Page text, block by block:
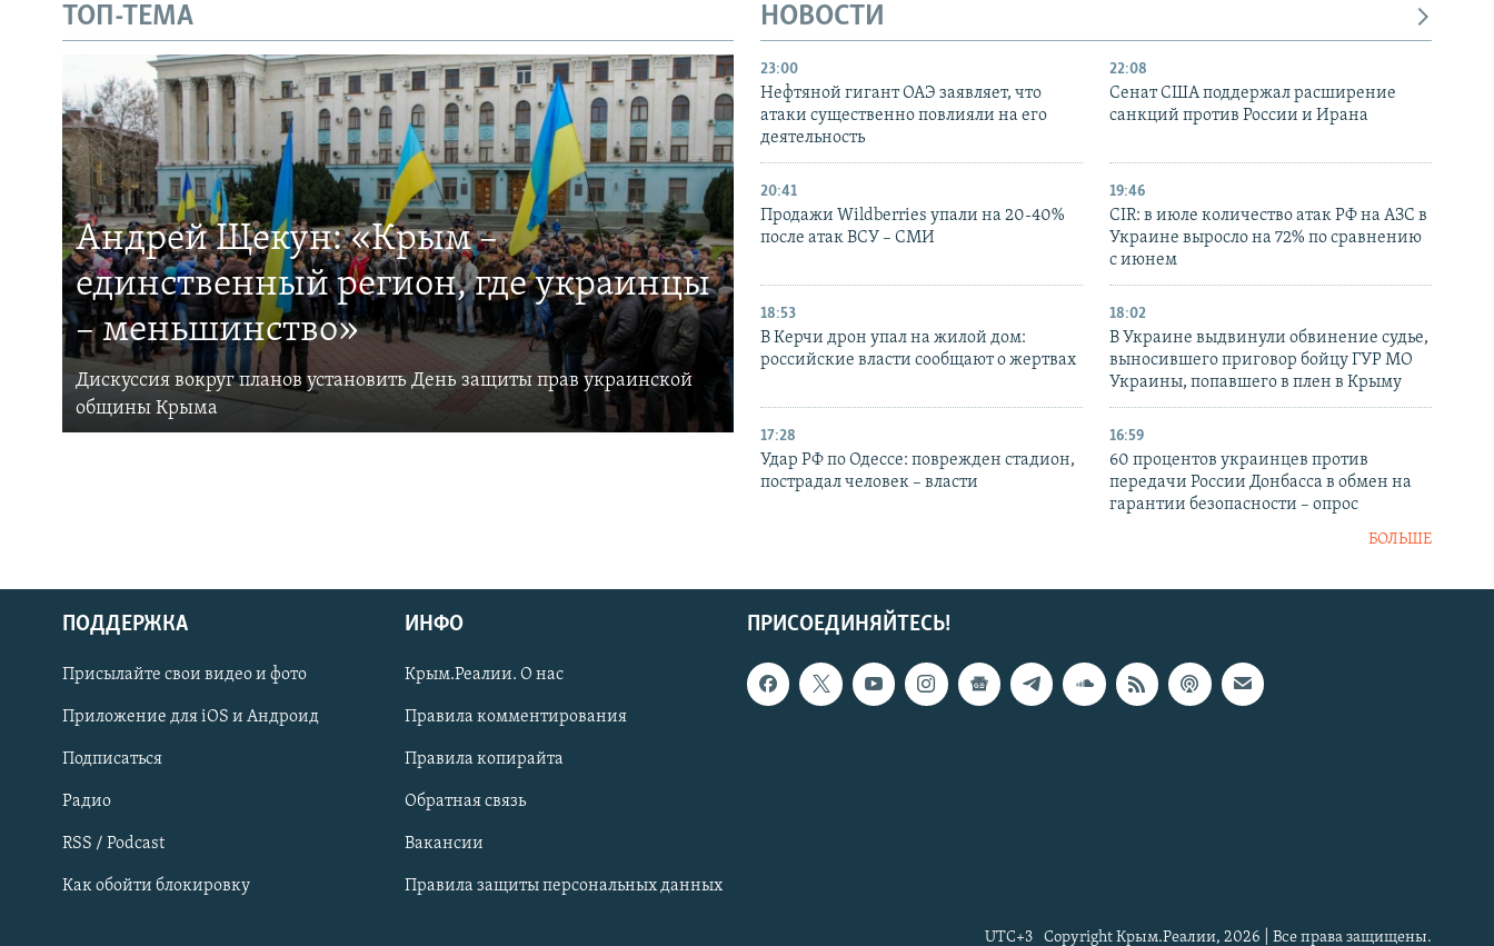
Українською
Qırımtatar
ПРИСОЕДИНЯЙТЕСЬ!
ТОП-ТЕМА
Андрей Щекун: «Крым –
единственный регион, где украинцы
– меньшинство»
Дискуссия вокруг планов установить День защиты прав украинской
общины Крыма
НОВОСТИ
23:00
Нефтяной гигант ОАЭ заявляет, что
атаки существенно повлияли на его
деятельность
22:08
Сенат США поддержал расширение
санкций против России и Ирана
20:41
Продажи Wildberries упали на 20-40%
после атак ВСУ – СМИ
19:46
CIR: в июле количество атак РФ на АЗС в
Украине выросло на 72% по сравнению
с июнем
18:53
В Керчи дрон упал на жилой дом:
российские власти сообщают о жертвах
18:02
В Украине выдвинули обвинение судье,
выносившего приговор бойцу ГУР МО
Украины, попавшего в плен в Крыму
17:28
Удар РФ по Одессе: поврежден стадион,
пострадал человек – власти
16:59
60 процентов украинцев против
передачи России Донбасса в обмен на
гарантии безопасности – опрос
БОЛЬШЕ
ПРИСОЕДИНЯЙТЕСЬ!
ПОДДЕРЖКА
Присылайте свои видео и фото
Приложение для iOS и Андроид
Подписаться
Радио
RSS / Podcast
Как обойти блокировку
ИНФО
Крым.Реалии. О нас
Правила комментирования
Правила копирайта
Обратная связь
Вакансии
Правила защиты персональных данных
Copyright Крым.Реалии, 2026 | Все права защищены.
UTC+3